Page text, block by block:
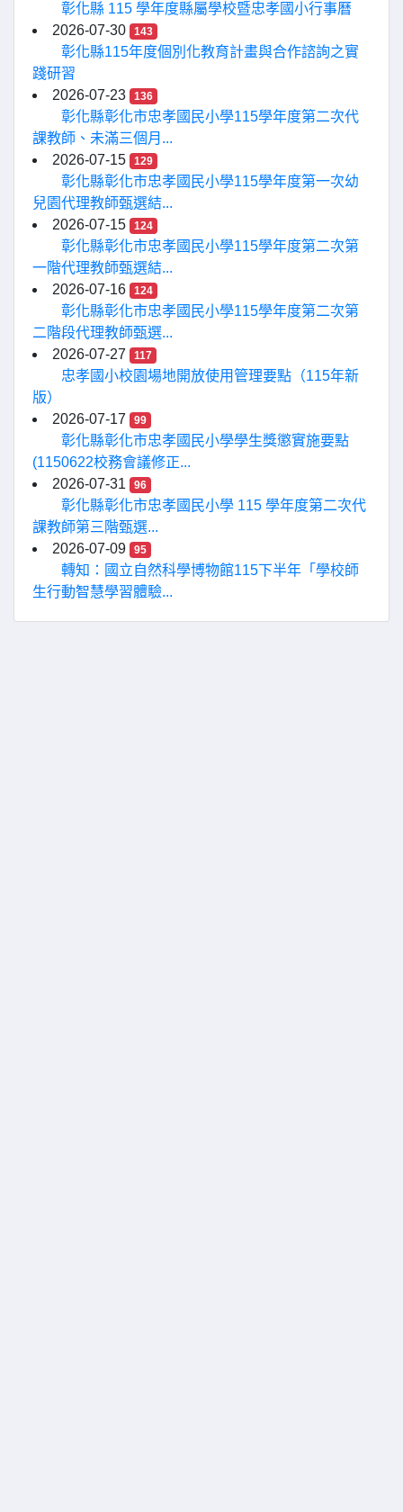
彰化縣 115 學年度縣屬學校暨忠孝國小行事曆
2026-07-30
143
彰化縣115年度個別化教育計畫與合作諮詢之實
踐研習
2026-07-23
136
彰化縣彰化市忠孝國民小學115學年度第二次代
課教師、未滿三個月...
2026-07-15
129
彰化縣彰化市忠孝國民小學115學年度第一次幼
兒園代理教師甄選結...
2026-07-15
124
彰化縣彰化市忠孝國民小學115學年度第二次第
一階代理教師甄選結...
2026-07-16
124
彰化縣彰化市忠孝國民小學115學年度第二次第
二階段代理教師甄選...
2026-07-27
117
忠孝國小校園場地開放使用管理要點（115年新
版）
2026-07-17
99
彰化縣彰化市忠孝國民小學學生獎懲實施要點
(1150622校務會議修正...
2026-07-31
96
彰化縣彰化市忠孝國民小學 115 學年度第二次代
課教師第三階甄選...
2026-07-09
95
轉知：國立自然科學博物館115下半年「學校師
生行動智慧學習體驗...